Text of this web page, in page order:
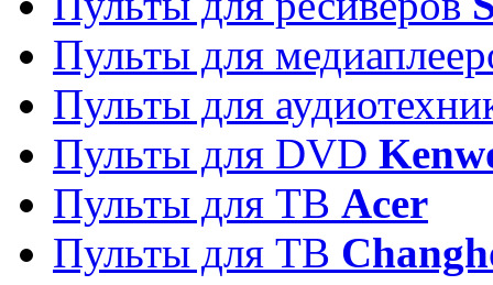
Пульты для
Пульты для
Пульты для DVD
Пульты для ТВ Acer
Пульты для ТВ